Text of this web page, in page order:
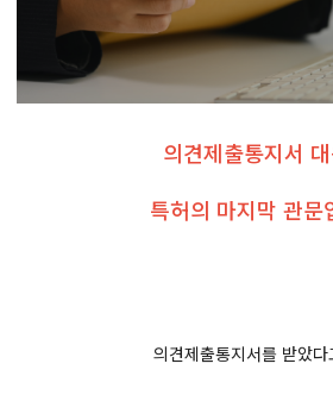
의견제출통지서
특허의 마지막 관문
의견제출통지서를 받았다